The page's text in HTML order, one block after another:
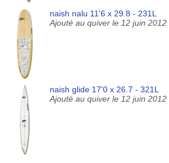
naish nalu 11'6 x 29.8 - 231L
Ajouté au quiver le 12 juin 2012
naish glide 17'0 x 26.7 - 321L
Ajouté au quiver le 12 juin 2012